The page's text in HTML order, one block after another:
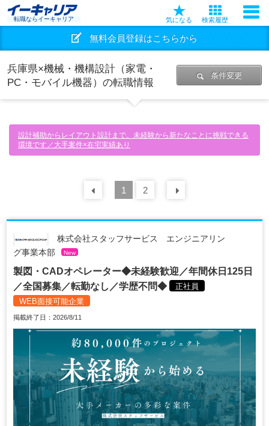
転職ならイーキャリア 気になる 検索履歴
無料会員登録はこちらから
兵庫県×機械・機構設計（家電・
PC・モバイル機器）の転職情報
条件変更
設計補助からレイアウト設計まで。未経験から新たなことに挑戦できる
環境です／大手案件×在宅実績あり
前の 30
1 2
株式会社スタッフサービス エンジニアリン
グ事業本部
New
製図・CADオペレーター◆未経験歓迎／年間休日125日
／全国募集／転勤なし／学歴不問◆
正社員
WEB面接可能企業
掲載終了日：2026/8/11